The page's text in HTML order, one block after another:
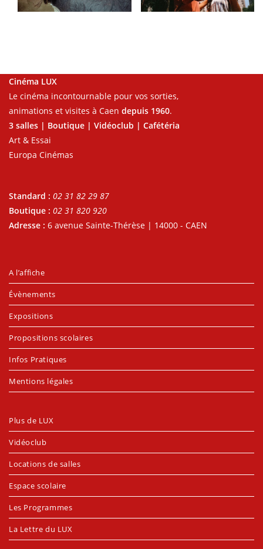
Cinéma LUX
Le cinéma incontournable pour vos sorties,
animations et visites à Caen depuis 1960.
3 salles | Boutique | Vidéoclub | Cafétéria
Art & Essai
Europa Cinémas
Standard : 02 31 82 29 87
Boutique : 02 31 820 920
Adresse : 6 avenue Sainte-Thérèse | 14000 - CAEN
A l’affiche
Évènements
Expositions
Propositions scolaires
Infos Pratiques
Mentions légales
Plus de LUX
Vidéoclub
Locations de salles
Espace scolaire
Les Programmes
La Lettre du LUX